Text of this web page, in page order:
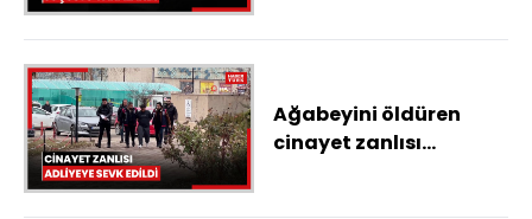
Ağabeyini öldüren
cinayet zanlısı